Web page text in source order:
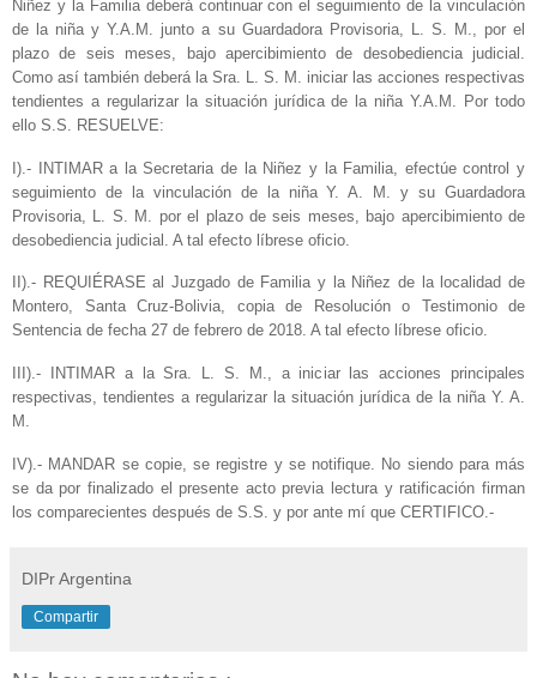
Niñez y la Familia deberá continuar con el seguimiento de la vinculación
de la niña y Y.A.M. junto a su Guardadora Provisoria, L. S. M., por el
plazo de seis meses, bajo apercibimiento de desobediencia judicial.
Como así también deberá la Sra. L. S. M. iniciar las acciones respectivas
tendientes a regularizar la situación jurídica de la niña Y.A.M. Por todo
ello S.S. RESUELVE:
I).- INTIMAR a la Secretaria de la Niñez y la Familia, efectúe control y
seguimiento de la vinculación de la niña Y. A. M. y su Guardadora
Provisoria, L. S. M. por el plazo de seis meses, bajo apercibimiento de
desobediencia judicial. A tal efecto líbrese oficio.
II).- REQUIÉRASE al Juzgado de Familia y la Niñez de la localidad de
Montero, Santa Cruz-Bolivia, copia de Resolución o Testimonio de
Sentencia de fecha 27 de febrero de 2018. A tal efecto líbrese oficio.
III).- INTIMAR a la Sra. L. S. M., a iniciar las acciones principales
respectivas, tendientes a regularizar la situación jurídica de la niña Y. A.
M.
IV).- MANDAR se copie, se registre y se notifique. No siendo para más
se da por finalizado el presente acto previa lectura y ratificación firman
los comparecientes después de S.S. y por ante mí que CERTIFICO.-
DIPr Argentina
Compartir